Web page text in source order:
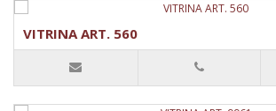
VITRINA ART. 560